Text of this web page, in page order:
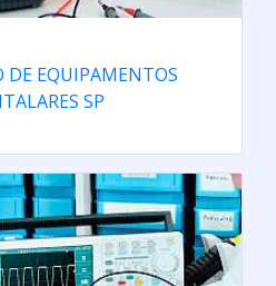
EQUIPAMENTOS
SP